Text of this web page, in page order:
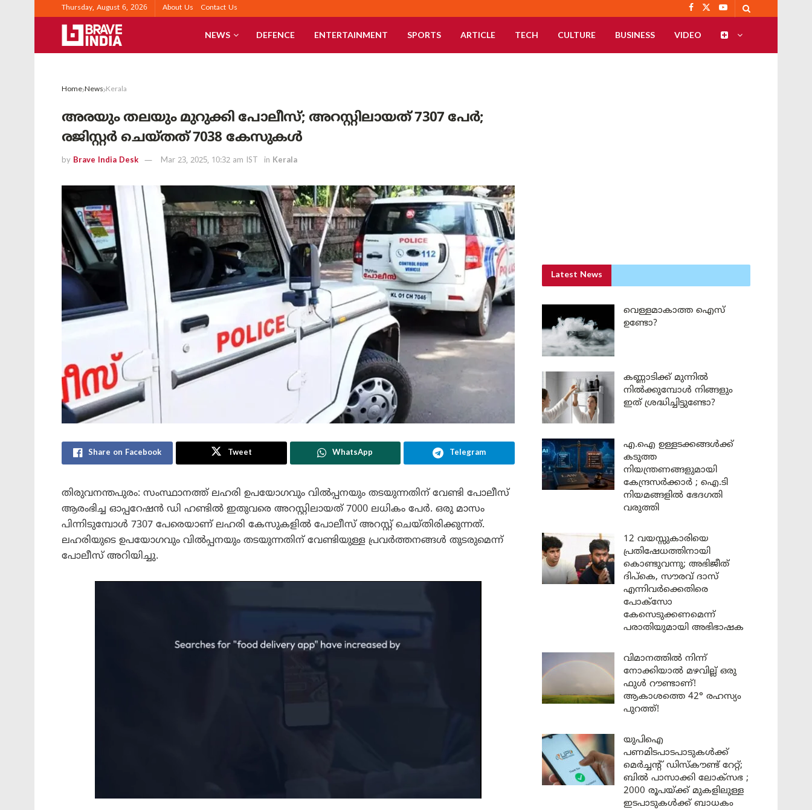
Thursday, August 6, 2026 About Us Contact Us
NEWS DEFENCE ENTERTAINMENT SPORTS ARTICLE TECH CULTURE BUSINESS VIDEO
Home News Kerala
അരയും തലയും മുറുക്കി പോലീസ്; അറസ്റ്റിലായത് 7307 പേർ;
രജിസ്റ്റർ ചെയ്തത് 7038 കേസുകൾ
by Brave India Desk Mar 23, 2025, 10:32 am IST in Kerala
Share on Facebook Tweet WhatsApp Telegram
തിരുവനന്തപുരം: സംസ്ഥാനത്ത് ലഹരി ഉപയോഗവും വിൽപ്പനയും തടയുന്നതിന് വേണ്ടി പോലീസ്
ആരംഭിച്ച ഓപ്പറേഷൻ ഡി ഹണ്ടിൽ ഇതുവരെ അറസ്റ്റിലായത് 7000 ലധികം പേർ. ഒരു മാസം
പിന്നിടുമ്പോൾ 7307 പേരെയാണ് ലഹരി കേസുകളിൽ പോലീസ് അറസ്റ്റ് ചെയ്തിരിക്കുന്നത്.
ലഹരിയുടെ ഉപയോഗവും വിൽപ്പനയും തടയുന്നതിന് വേണ്ടിയുള്ള പ്രവർത്തനങ്ങൾ തുടരുമെന്ന്
പോലീസ് അറിയിച്ചു.
Latest News
വെള്ളമാകാത്ത ഐസ്
ഉണ്ടോ?
കണ്ണാടിക്ക് മുന്നിൽ
നിൽക്കുമ്പോൾ നിങ്ങളും
ഇത് ശ്രദ്ധിച്ചിട്ടുണ്ടോ?
എ.ഐ ഉള്ളടക്കങ്ങൾക്ക്
കടുത്ത
നിയന്ത്രണങ്ങളുമായി
കേന്ദ്രസർക്കാർ ; ഐ.ടി
നിയമങ്ങളിൽ ഭേദഗതി
വരുത്തി
12 വയസ്സുകാരിയെ
പ്രതിഷേധത്തിനായി
കൊണ്ടുവന്നു; അഭിജീത്
ദിപ്കെ, സൗരവ് ദാസ്
എന്നിവർക്കെതിരെ
പോക്സോ
കേസെടുക്കണമെന്ന്
പരാതിയുമായി അഭിഭാഷക
വിമാനത്തിൽ നിന്ന്
നോക്കിയാൽ മഴവില്ല് ഒരു
ഫുൾ റൗണ്ടാണ്!
ആകാശത്തെ 42° രഹസ്യം
പുറത്ത്!
യുപിഐ
പണമിടപാടപാടുകൾക്ക്
മെർച്ചന്റ് ഡിസ്കൗണ്ട് റേറ്റ്;
ബിൽ പാസാക്കി ലോക്സഭ ;
2000 രൂപയ്ക്ക് മുകളിലുള്ള
ഇടപാടുകൾക്ക് ബാധകം